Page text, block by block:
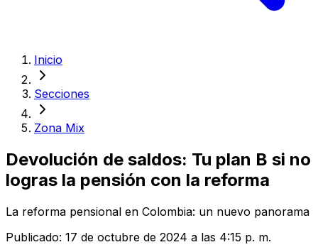
Inicio
Secciones
Zona Mix
Devolución de saldos: Tu plan B si no
logras la pensión con la reforma
La reforma pensional en Colombia: un nuevo panorama
Publicado: 17 de octubre de 2024 a las 4:15 p. m.